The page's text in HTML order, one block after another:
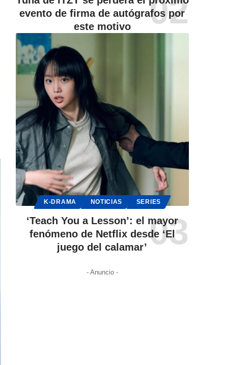
evento de firma de autógrafos por
este motivo
K-DRAMA NOTICIAS SERIES
‘Teach You a Lesson’: el mayor
fenómeno de Netflix desde ‘El
juego del calamar’
- Anuncio -